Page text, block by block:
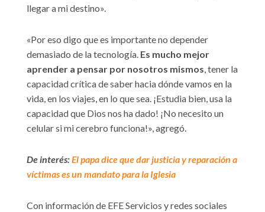
llegar a mi destino».
«Por eso digo que es importante no depender
demasiado de la tecnología. Es mucho mejor
aprender a pensar por nosotros mismos, tener la
capacidad crítica de saber hacia dónde vamos en la
vida, en los viajes, en lo que sea. ¡Estudia bien, usa la
capacidad que Dios nos ha dado! ¡No necesito un
celular si mi cerebro funciona!», agregó.
De interés:El papa dice que dar justicia y reparación a
víctimas es un mandato para la Iglesia
Con información de EFE Servicios y redes sociales